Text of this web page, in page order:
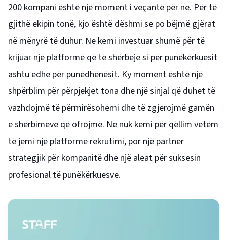
200 kompani është një moment i veçantë për ne. Për të
gjithë ekipin tonë, kjo është dëshmi se po bëjmë gjërat
në mënyrë të duhur. Ne kemi investuar shumë për të
krijuar një platformë që të shërbejë si për punëkërkuesit
ashtu edhe për punëdhënësit. Ky moment është një
shpërblim për përpjekjet tona dhe një sinjal që duhet të
vazhdojmë të përmirësohemi dhe të zgjerojmë gamën
e shërbimeve që ofrojmë. Ne nuk kemi për qëllim vetëm
të jemi një platformë rekrutimi, por një partner
strategjik për kompanitë dhe një aleat për suksesin
profesional të punëkërkuesve.